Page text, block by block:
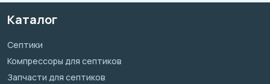
Каталог
Септики
Компрессоры для септиков
Запчасти для септиков